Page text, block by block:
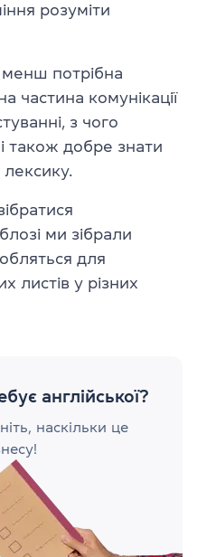
розуміти
потрібна
частина комунікації
з чого
також добре знати
лексику.
ми зібрали
для
листів у різних
англійської?
наскільки це